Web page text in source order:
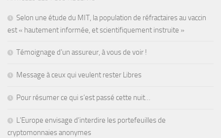
Selon une étude du MIT, la population de réfractaires au vaccin
est « hautement informée, et scientifiquement instruite »
Témoignage d’un assureur, à vous de voir !
Message à ceux qui veulent rester Libres
Pour résumer ce qui s’est passé cette nuit…
L’Europe envisage d’interdire les portefeuilles de
cryptomonnaies anonymes